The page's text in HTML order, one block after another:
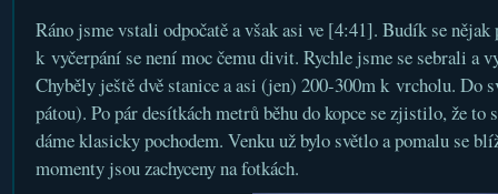
Ráno jsme vstali odpočatě a však asi ve [4:41]. Budík se nějak
k vyčerpání se není moc čemu divit. Rychle jsme se sebrali a
Chyběly ještě dvě stanice a asi (jen) 200-300m k vrcholu. Do
pátou). Po pár desítkách metrů běhu do kopce se zjistilo, že to
dáme klasicky pochodem. Venku už bylo světlo a pomalu se
momenty jsou zachyceny na fotkách.